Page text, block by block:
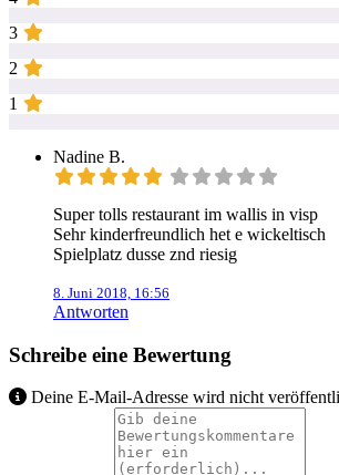
3
2
1
Nadine B.
Super tolls restaurant im wallis in visp
Sehr kinderfreundlich het e wickeltisch
Spielplatz dusse znd riesig
8. Juni 2018, 16:56
Antworten
Schreibe eine Bewertung
Deine E-Mail-Adresse wird nicht